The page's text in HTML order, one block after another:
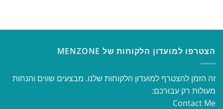
הצטרפו למועדון הלקוחות של MENZONE
זה הזמן להצטרף למועדון הלקוחות שלנו. מבצעים שווים והנחות
מעולות רק עבורכם:
Contact Me